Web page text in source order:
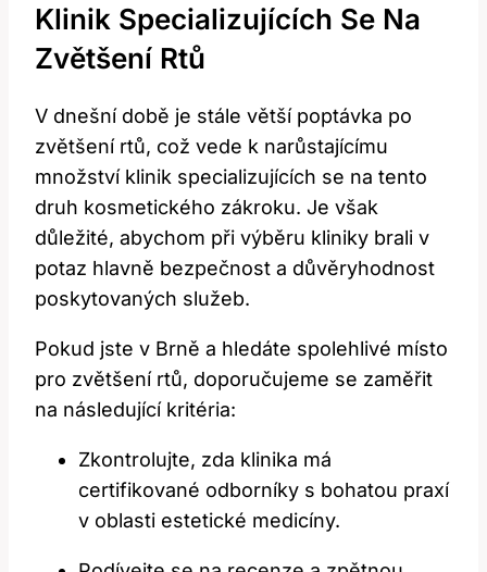
Klinik Specializujících Se Na
Zvětšení Rtů
V dnešní době je stále ‌větší poptávka po
zvětšení rtů,​ což ​vede k narůstajícímu
množství klinik specializujících se na tento
druh kosmetického zákroku. Je však
důležité, abychom při výběru kliniky brali v
potaz hlavně bezpečnost a důvěryhodnost
poskytovaných služeb.
Pokud jste‍ v Brně a hledáte‍ spolehlivé místo
pro zvětšení​ rtů, doporučujeme se⁢ zaměřit
na následující ​kritéria:
Zkontrolujte, zda klinika‍ má
certifikované ‍odborníky s bohatou ‍praxí
v oblasti​ estetické medicíny.